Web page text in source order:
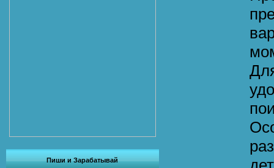
Пиши и Зарабатывай